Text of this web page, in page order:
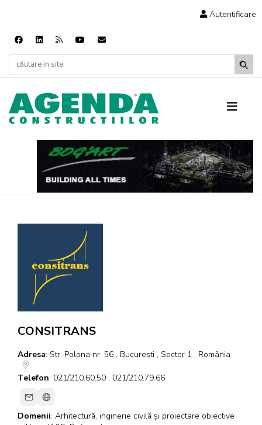
Autentificare
CONSITRANS
Adresa: Str. Polona nr. 56 , Bucuresti , Sector 1 , România
Telefon: 021/210.60.50 , 021/210.79.66
Domenii: Arhitectură, inginerie civilă și proiectare obiective